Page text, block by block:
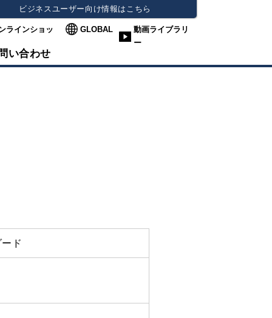
ビジネスユーザー向け情報はこちら
ラインショッ
GLOBAL
動画ライブラリ
ー
い合わせ
ド